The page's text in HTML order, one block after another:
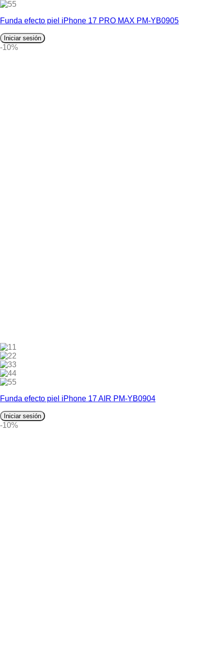
5
Funda efecto piel iPhone 17 PRO MAX PM-YB0905
Iniciar sesión
-10%
1
2
3
4
5
Funda efecto piel iPhone 17 AIR PM-YB0904
Iniciar sesión
-10%